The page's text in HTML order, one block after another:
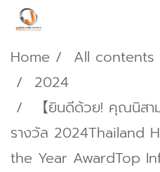
Home All contents
2024
【ยินดีด้วย! คุณนิส
รางวัล 2024Thailand
the Year AwardTop